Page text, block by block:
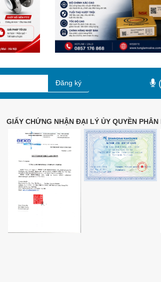
Đăng ký
GIẤY CHỨNG NHẬN ĐẠI LÝ ỦY QUYỀN PHÂN